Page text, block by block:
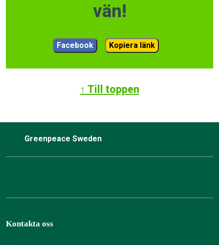
vän!
Facebook Kopiera länk
↑ Till toppen
Greenpeace Sweden
Kontakta oss